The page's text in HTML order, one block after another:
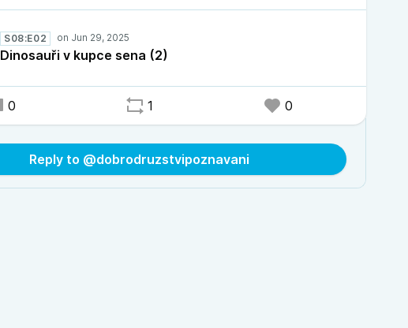
S08:E02
Dinosauři v kupce sena (2)
0 1 0
Reply to @dobrodruzstvipoznavani